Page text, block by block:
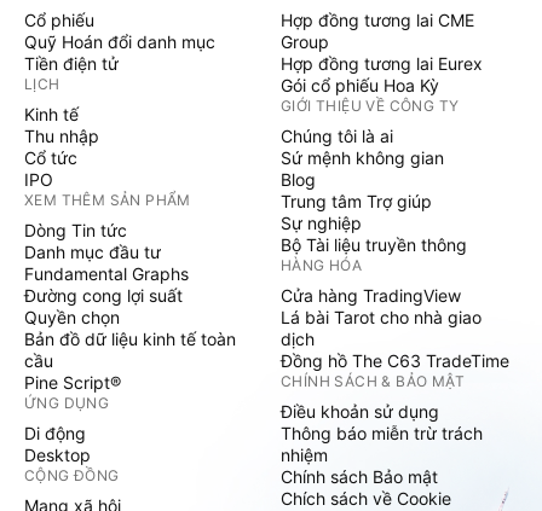
Cổ phiếu
Quỹ Hoán đổi danh mục
Tiền điện tử
LỊCH
Kinh tế
Thu nhập
Cổ tức
IPO
XEM THÊM SẢN PHẨM
Dòng Tin tức
Danh mục đầu tư
Fundamental Graphs
Đường cong lợi suất
Quyền chọn
Bản đồ dữ liệu kinh tế toàn
cầu
Pine Script®
ỨNG DỤNG
Di động
Desktop
CỘNG ĐỒNG
Mạng xã hội
Hợp đồng tương lai CME
Group
Hợp đồng tương lai Eurex
Gói cổ phiếu Hoa Kỳ
GIỚI THIỆU VỀ CÔNG TY
Chúng tôi là ai
Sứ mệnh không gian
Blog
Trung tâm Trợ giúp
Sự nghiệp
Bộ Tài liệu truyền thông
HÀNG HÓA
Cửa hàng TradingView
Lá bài Tarot cho nhà giao
dịch
Đồng hồ The C63 TradeTime
CHÍNH SÁCH & BẢO MẬT
Điều khoản sử dụng
Thông báo miễn trừ trách
nhiệm
Chính sách Bảo mật
Chích sách về Cookie